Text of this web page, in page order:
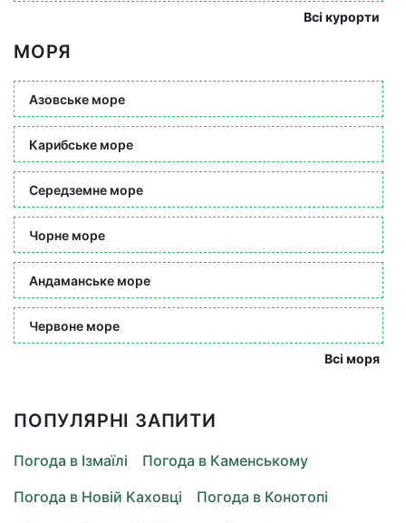
Всі курорти
МОРЯ
Азовське море
Карибське море
Середземне море
Чорне море
Андаманське море
Червоне море
Всі моря
ПОПУЛЯРНІ ЗАПИТИ
Погода в Ізмаїлі
Погода в Каменському
Погода в Новій Каховці
Погода в Конотопі